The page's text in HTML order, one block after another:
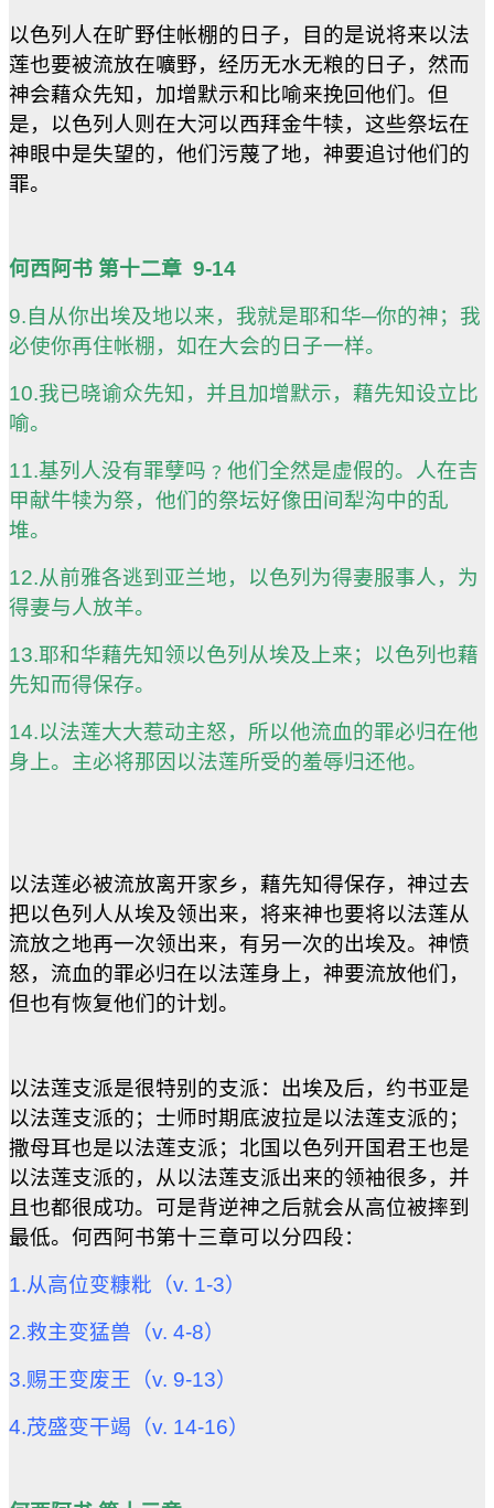
以色列人在旷野住帐棚的日子，目的是说将来以法
莲也要被流放在嚝野，经历无水无粮的日子，然而
神会藉众先知，加增默示和比喻来挽回他们。但
是，以色列人则在大河以西拜金牛犊，这些祭坛在
神眼中是失望的，他们污蔑了地，神要追讨他们的
罪。
何西阿书 第十二章 9-14
9.自从你出埃及地以来，我就是耶和华─你的神；我
必使你再住帐棚，如在大会的日子一样。
10.我已晓谕众先知，并且加增默示，藉先知设立比
喻。
11.基列人没有罪孽吗﹖他们全然是虚假的。人在吉
甲献牛犊为祭，他们的祭坛好像田间犁沟中的乱
堆。
12.从前雅各逃到亚兰地，以色列为得妻服事人，为
得妻与人放羊。
13.耶和华藉先知领以色列从埃及上来；以色列也藉
先知而得保存。
14.以法莲大大惹动主怒，所以他流血的罪必归在他
身上。主必将那因以法莲所受的羞辱归还他。
以法莲必被流放离开家乡，藉先知得保存，神过去
把以色列人从埃及领出来，将来神也要将以法莲从
流放之地再一次领出来，有另一次的出埃及。神愤
怒，流血的罪必归在以法莲身上，神要流放他们，
但也有恢复他们的计划。
以法莲支派是很特别的支派：出埃及后，约书亚是
以法莲支派的；士师时期底波拉是以法莲支派的；
撒母耳也是以法莲支派；北国以色列开国君王也是
以法莲支派的，从以法莲支派出来的领袖很多，并
且也都很成功。可是背逆神之后就会从高位被摔到
最低。何西阿书第十三章可以分四段：
1.从高位变糠粃（v. 1-3）
2.救主变猛兽（v. 4-8）
3.赐王变废王（v. 9-13）
4.茂盛变干竭（v. 14-16）